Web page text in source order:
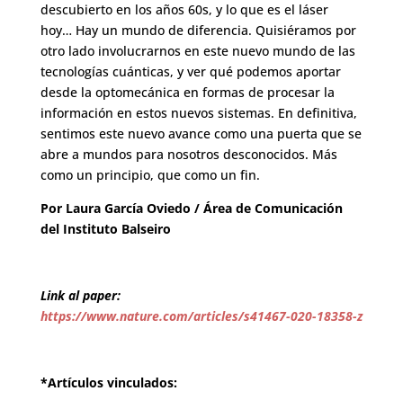
descubierto en los años 60s, y lo que es el láser
hoy… Hay un mundo de diferencia. Quisiéramos por
otro lado involucrarnos en este nuevo mundo de las
tecnologías cuánticas, y ver qué podemos aportar
desde la optomecánica en formas de procesar la
información en estos nuevos sistemas. En definitiva,
sentimos este nuevo avance como una puerta que se
abre a mundos para nosotros desconocidos. Más
como un principio, que como un fin.
Por Laura García Oviedo / Área de Comunicación
del Instituto Balseiro
Link al paper:
https://www.nature.com/articles/s41467-020-18358-z
*Artículos vinculados: